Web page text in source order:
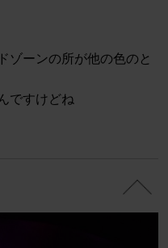
ゾーンの所が他の色のと
ですけどね